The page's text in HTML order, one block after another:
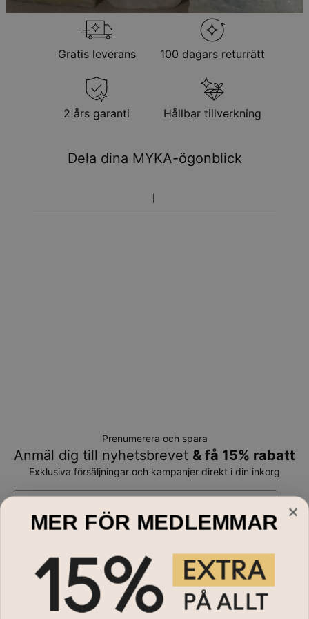
returneras för utbyte eller butikskredit
Gratis leverans 100 dagars returrätt
2 års garanti Hållbar tillverkning
Dela dina MYKA-ögonblick
Prenumerera och spara
Anmäl dig till nyhetsbrevet & få 15% rabatt
Exklusiva försäljningar och kampanjer direkt i din inkorg
Handla till
Behöver du hjälp?
MER FÖR MEDLEMMAR